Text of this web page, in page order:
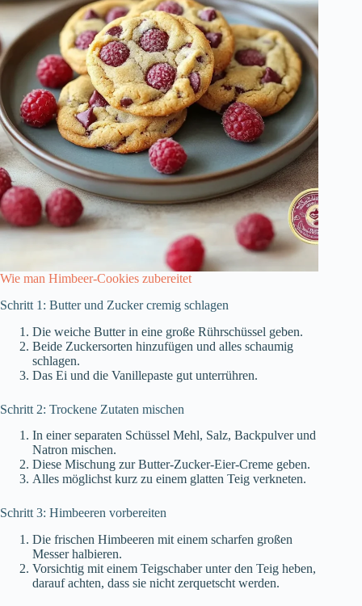
Wie man Himbeer-Cookies zubereitet
Schritt 1: Butter und Zucker cremig schlagen
Die weiche Butter in eine große Rührschüssel geben.
Beide Zuckersorten hinzufügen und alles schaumig
schlagen.
Das Ei und die Vanillepaste gut unterrühren.
Schritt 2: Trockene Zutaten mischen
In einer separaten Schüssel Mehl, Salz, Backpulver und
Natron mischen.
Diese Mischung zur Butter-Zucker-Eier-Creme geben.
Alles möglichst kurz zu einem glatten Teig verkneten.
Schritt 3: Himbeeren vorbereiten
Die frischen Himbeeren mit einem scharfen großen
Messer halbieren.
Vorsichtig mit einem Teigschaber unter den Teig heben,
darauf achten, dass sie nicht zerquetscht werden.